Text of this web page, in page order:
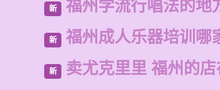
新 福州学流行唱法的地
新 福州成人乐器培训哪
新 卖尤克里里 福州的